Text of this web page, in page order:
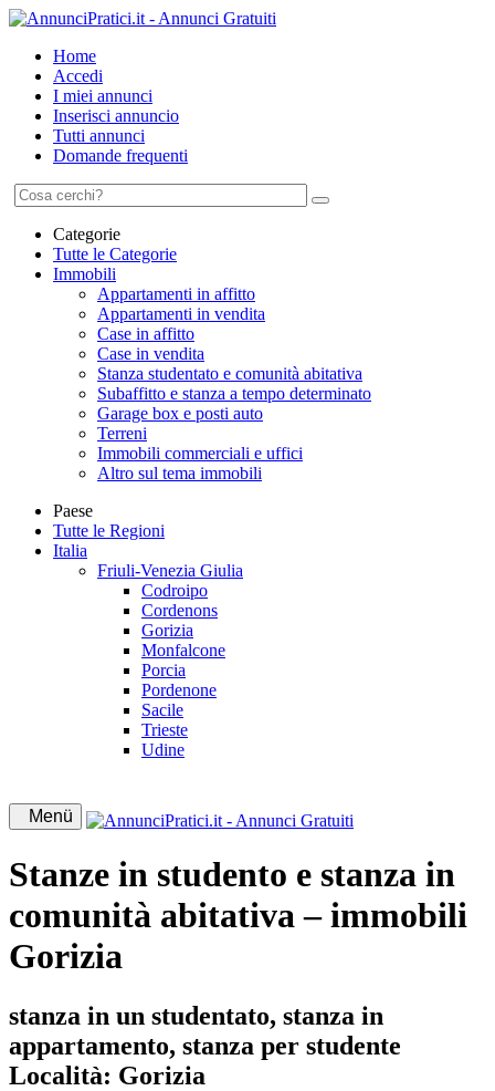
Home
Accedi
I miei annunci
Inserisci annuncio
Tutti annunci
Domande frequenti
Categorie
Tutte le Categorie
Immobili
Appartamenti in affitto
Appartamenti in vendita
Case in affitto
Case in vendita
Stanza studentato e comunità abitativa
Subaffitto e stanza a tempo determinato
Garage box e posti auto
Terreni
Immobili commerciali e uffici
Altro sul tema immobili
Paese
Tutte le Regioni
Italia
Friuli-Venezia Giulia
Codroipo
Cordenons
Gorizia
Monfalcone
Porcia
Pordenone
Sacile
Trieste
Udine
Menü
Stanze in studento e stanza in
comunità abitativa – immobili
Gorizia
stanza in un studentato, stanza in
appartamento, stanza per studente
Località: Gorizia